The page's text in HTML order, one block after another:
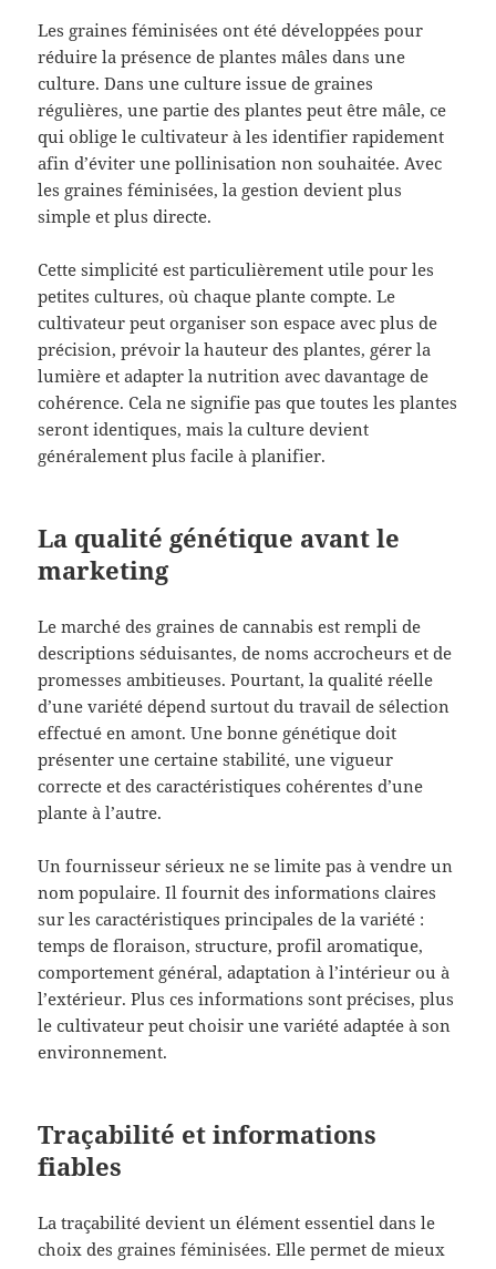
Les graines féminisées ont été développées pour
réduire la présence de plantes mâles dans une
culture. Dans une culture issue de graines
régulières, une partie des plantes peut être mâle, ce
qui oblige le cultivateur à les identifier rapidement
afin d’éviter une pollinisation non souhaitée. Avec
les graines féminisées, la gestion devient plus
simple et plus directe.
Cette simplicité est particulièrement utile pour les
petites cultures, où chaque plante compte. Le
cultivateur peut organiser son espace avec plus de
précision, prévoir la hauteur des plantes, gérer la
lumière et adapter la nutrition avec davantage de
cohérence. Cela ne signifie pas que toutes les plantes
seront identiques, mais la culture devient
généralement plus facile à planifier.
La qualité génétique avant le
marketing
Le marché des graines de cannabis est rempli de
descriptions séduisantes, de noms accrocheurs et de
promesses ambitieuses. Pourtant, la qualité réelle
d’une variété dépend surtout du travail de sélection
effectué en amont. Une bonne génétique doit
présenter une certaine stabilité, une vigueur
correcte et des caractéristiques cohérentes d’une
plante à l’autre.
Un fournisseur sérieux ne se limite pas à vendre un
nom populaire. Il fournit des informations claires
sur les caractéristiques principales de la variété :
temps de floraison, structure, profil aromatique,
comportement général, adaptation à l’intérieur ou à
l’extérieur. Plus ces informations sont précises, plus
le cultivateur peut choisir une variété adaptée à son
environnement.
Traçabilité et informations
fiables
La traçabilité devient un élément essentiel dans le
choix des graines féminisées. Elle permet de mieux